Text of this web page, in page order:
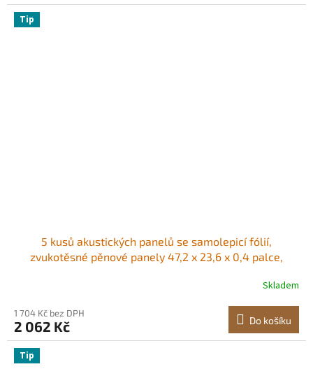
Tip
5 kusů akustických panelů se samolepicí fólií,
zvukotěsné pěnové panely 47,2 x 23,6 x 0,4 palce,
vysokou hustotou, pro domácnost, studio, kancelář,
Skladem
1 704 Kč bez DPH
2 062 Kč Do košíku
Tip